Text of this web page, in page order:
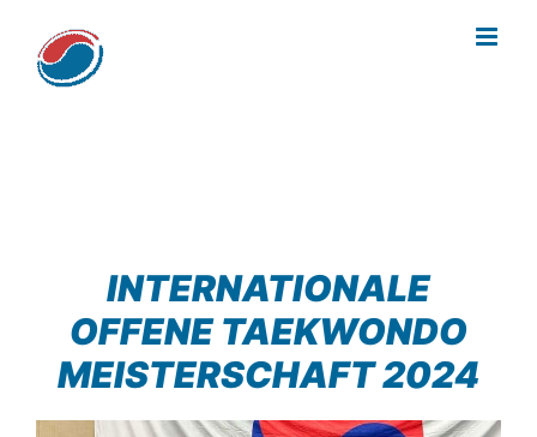
Inhalt
springen
INTERNATIONALE
OFFENE TAEKWONDO
MEISTERSCHAFT 2024